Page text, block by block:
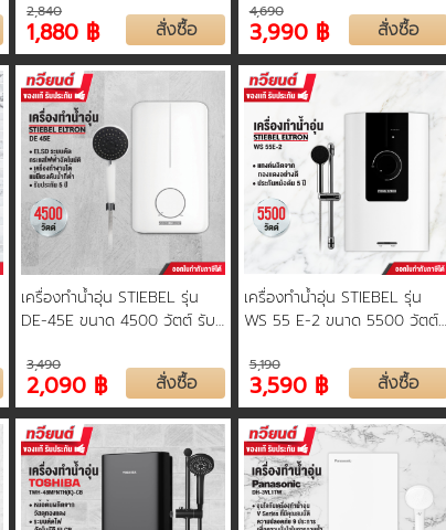
ประกันชุดทำความร้อน 5 ปี
2,840
1,880 ฿ สั่งซื้อ
สินค้า 2 ปี รับประกันชุดทำความ
ร้อน 5 ปี
4,690
3,990 ฿ สั่งซื้อ
เครื่องทำน้ำอุ่น STIEBEL รุ่น
DE-45E ขนาด 4500 วัตต์ รับ
ชุดทำความร้อน 5 ปี
3,490
2,090 ฿ สั่งซื้อ
เครื่องทำน้ำอุ่น STIEBEL รุ่น
WS 55 E-2 ขนาด 5500 วัตต์
5,190
3,590 ฿ สั่งซื้อ